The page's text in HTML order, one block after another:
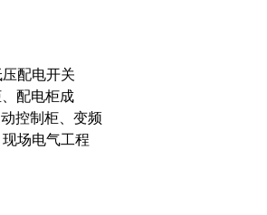
配电开关
配电柜成
控制柜、变频
场电气工程